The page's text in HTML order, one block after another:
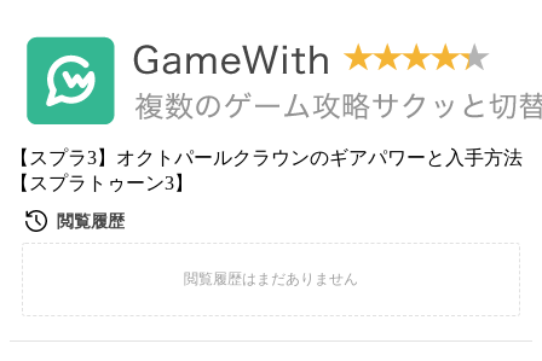
【スプラ3】オクトパールクラウンのギアパワーと入手方法
【スプラトゥーン3】